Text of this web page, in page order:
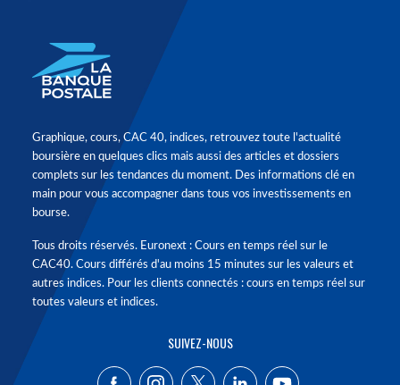
Graphique, cours, CAC 40, indices, retrouvez toute l'actualité
boursière en quelques clics mais aussi des articles et dossiers
complets sur les tendances du moment. Des informations clé en
main pour vous accompagner dans tous vos investissements en
bourse.
Tous droits réservés. Euronext : Cours en temps réel sur le
CAC40. Cours différés d'au moins 15 minutes sur les valeurs et
autres indices. Pour les clients connectés : cours en temps réel sur
toutes valeurs et indices.
SUIVEZ-NOUS